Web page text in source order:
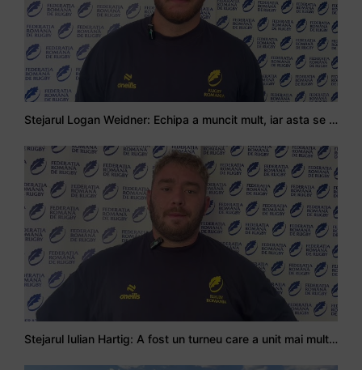
Stejarul Logan Weidner: Echipa a muncit mult, iar asta se va vedea în meciurile de la Nations Cup
Stejarul Iulian Hartig: A fost un turneu care a unit mai mult echipa